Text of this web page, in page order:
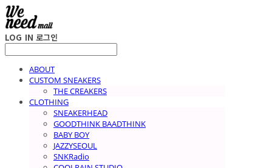
LOG IN 로그인
ABOUT
CUSTOM SNEAKERS
THE CREAKERS
CLOTHING
SNEAKERHEAD
GOODTHINK BAADTHINK
BABY BOY
JAZZYSEOUL
SNKRadio